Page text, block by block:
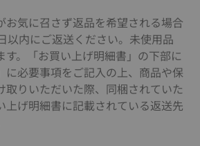
お気に召さず返品を希望される場合
以内にご返送ください。未使用品
す。「お買い上げ明細書」の下部に
に必要事項をご記入の上、商品や保
取りいただいた際、同梱されていた
上げ明細書に記載されている返送先